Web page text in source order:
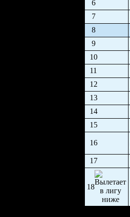
6
7
8
9
10
11
12
13
14
15
16
17
18